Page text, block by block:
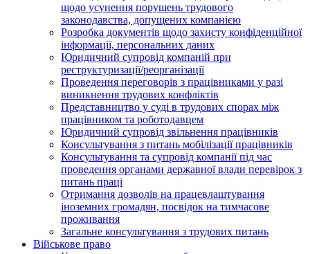
щодо усунення порушень трудового
законодавства, допущених компанією
Розробка документів щодо захисту конфіденційної
інформації, персональних даних
Юридичний супровід компаній при
реструктуризації/реорганізації
Проведення переговорів з працівниками у разі
виникнення трудових конфліктів
Представництво у суді в трудових спорах між
працівником та роботодавцем
Юридичний супровід звільнення працівників
Консультування з питань мобілізації працівників
Консультування та супровід компанії під час
проведення органами державної влади перевірок з
питань праці
Отримання дозволів на працевлаштування
іноземних громадян, посвідок на тимчасове
проживання
Загальне консультування з трудових питань
Військове право